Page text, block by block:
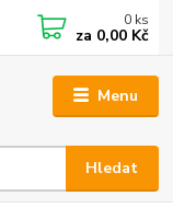
Menu
Hledat
0 ks
za 0,00 Kč